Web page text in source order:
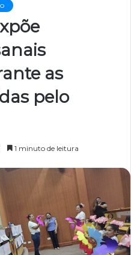
as
pelo
1 minuto de leitura